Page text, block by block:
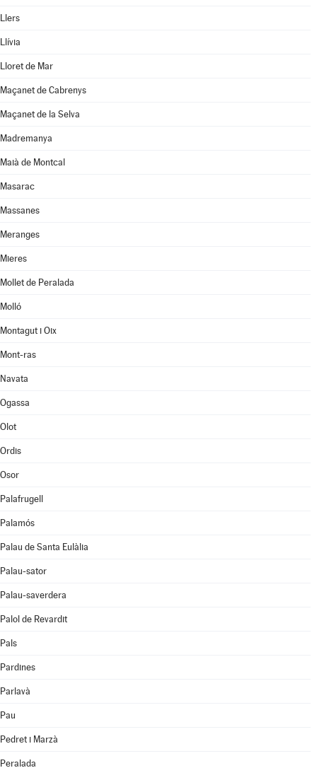
Llers
Llívia
Lloret de Mar
Maçanet de Cabrenys
Maçanet de la Selva
Madremanya
Maià de Montcal
Masarac
Massanes
Meranges
Mieres
Mollet de Peralada
Molló
Montagut i Oix
Mont-ras
Navata
Ogassa
Olot
Ordis
Osor
Palafrugell
Palamós
Palau de Santa Eulàlia
Palau-sator
Palau-saverdera
Palol de Revardit
Pals
Pardines
Parlavà
Pau
Pedret i Marzà
Peralada